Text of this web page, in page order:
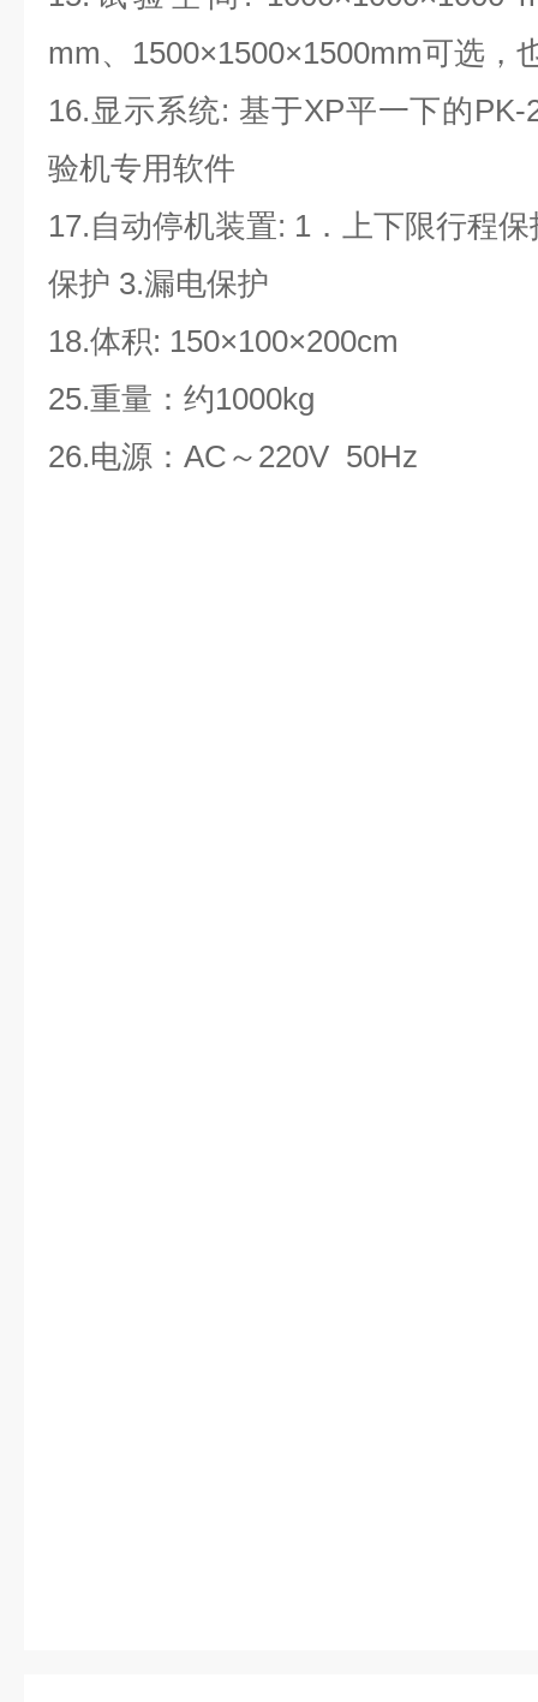
mm、1500×1500×1500mm可选，
16.显示系统: 基于XP平一下的
验机专用软件
17.自动停机装置: 1．上下限行程
保护 3.漏电保护
18.体积: 150×100×200cm
25.重量：约1000kg
26.电源：AC～220V 50Hz